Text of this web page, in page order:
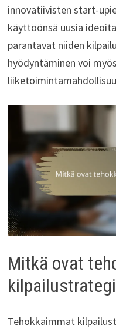
innovatiivisten start-
käyttöönsä uusia
parantavat niiden
hyödyntäminen voi
Mitkä ovat
Tehokkaimmat